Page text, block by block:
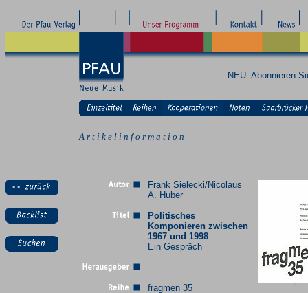
NEU: Abonnieren
A r t i k e l i n f o r m a t i o n
Frank Sielecki/Nicolaus
A. Huber
Politisches
Komponieren zwischen
1967 und 1998
Ein Gespräch
fragmen 35